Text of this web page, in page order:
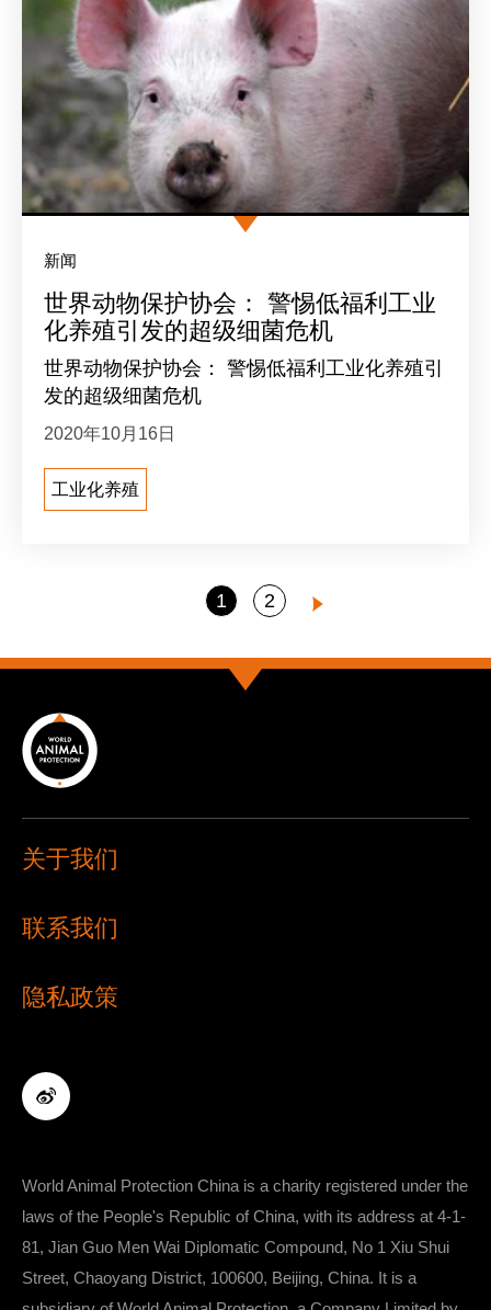
世界动物保护协会： 警惕低福利工业
化养殖引发的超级细菌危机
新闻
2020年10月16日
世界动物保护协会： 警惕低福利工业化养殖引
发的超级细菌危机
工业化养殖
Next
Go
to
1
Go
to
2
关于我们
联系我们
隐私政策
World Animal Protection China is a charity registered under the
laws of the People's Republic of China, with its address at ​​​​​​​​​​​​​​4-1-
81, Jian Guo Men Wai Diplomatic Compound, No 1 Xiu Shui
Street, Chaoyang District, 100600, Beijing, China. It is a